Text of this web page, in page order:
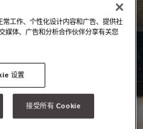
工作、个性化设计内容和广告、提供社
媒体、广告和分析合作伙伴分享有关您
设置
接受所有 Cookie